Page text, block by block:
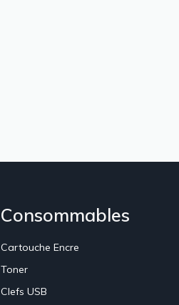
Consommables
Cartouche Encre
Toner
Clefs USB